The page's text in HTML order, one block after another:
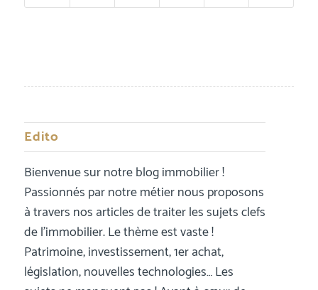
Edito
Bienvenue sur notre blog immobilier !
Passionnés par notre métier nous proposons
à travers nos articles de traiter les sujets clefs
de l’immobilier. Le thème est vaste !
Patrimoine, investissement, 1er achat,
législation, nouvelles technologies… Les